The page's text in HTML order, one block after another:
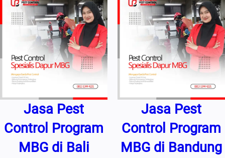
Jasa Pest
Control Program
MBG di Bali
Jasa Pest
Control Program
MBG di Bandung